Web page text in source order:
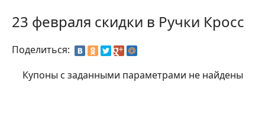
23 февраля скидки в Ручки Кросс
Поделиться:
Купоны с заданными параметрами не найдены